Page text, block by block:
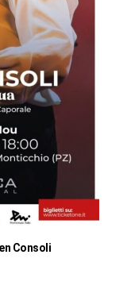
Consoli